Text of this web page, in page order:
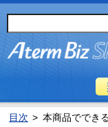
目次 > 本商品ででき